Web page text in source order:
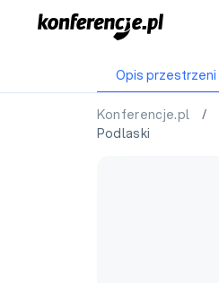
Opis przestrzeni
Konferencje.pl /
Podlaski